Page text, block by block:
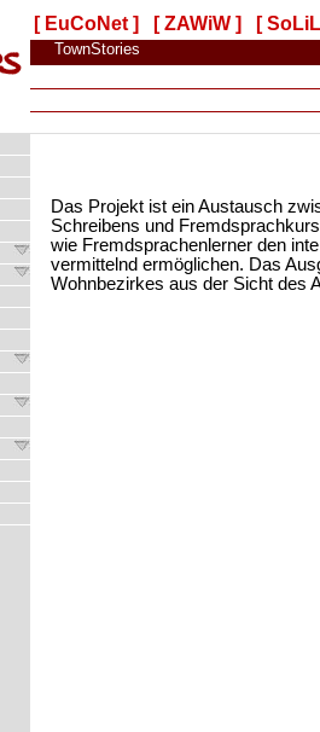
[ EuCoNet ] [ ZAWiW ] [
TownStories
Das Projekt ist ein Austausch
Schreibens und
wie Fremdsprachenlerner den
vermittelnd ermöglichen. Das
Wohnbezirkes aus der Sicht des